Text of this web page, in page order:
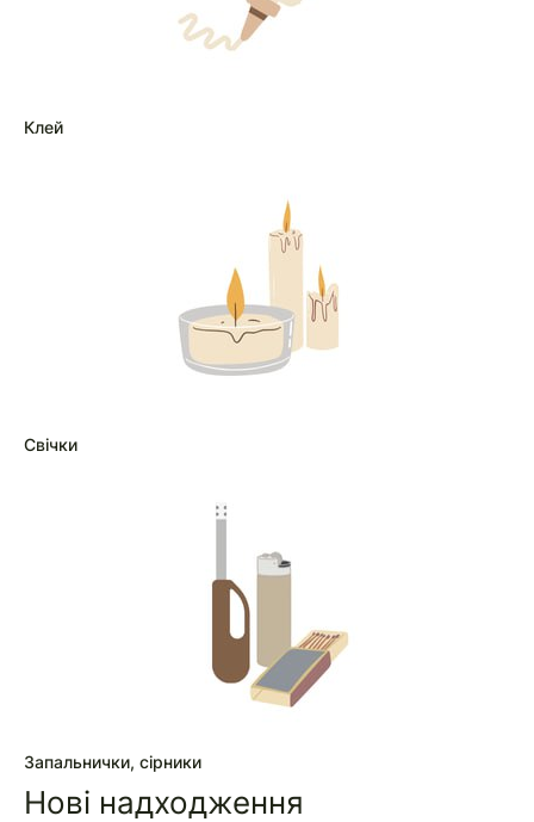
Клей
Свічки
Запальнички, сірники
Нові надходження